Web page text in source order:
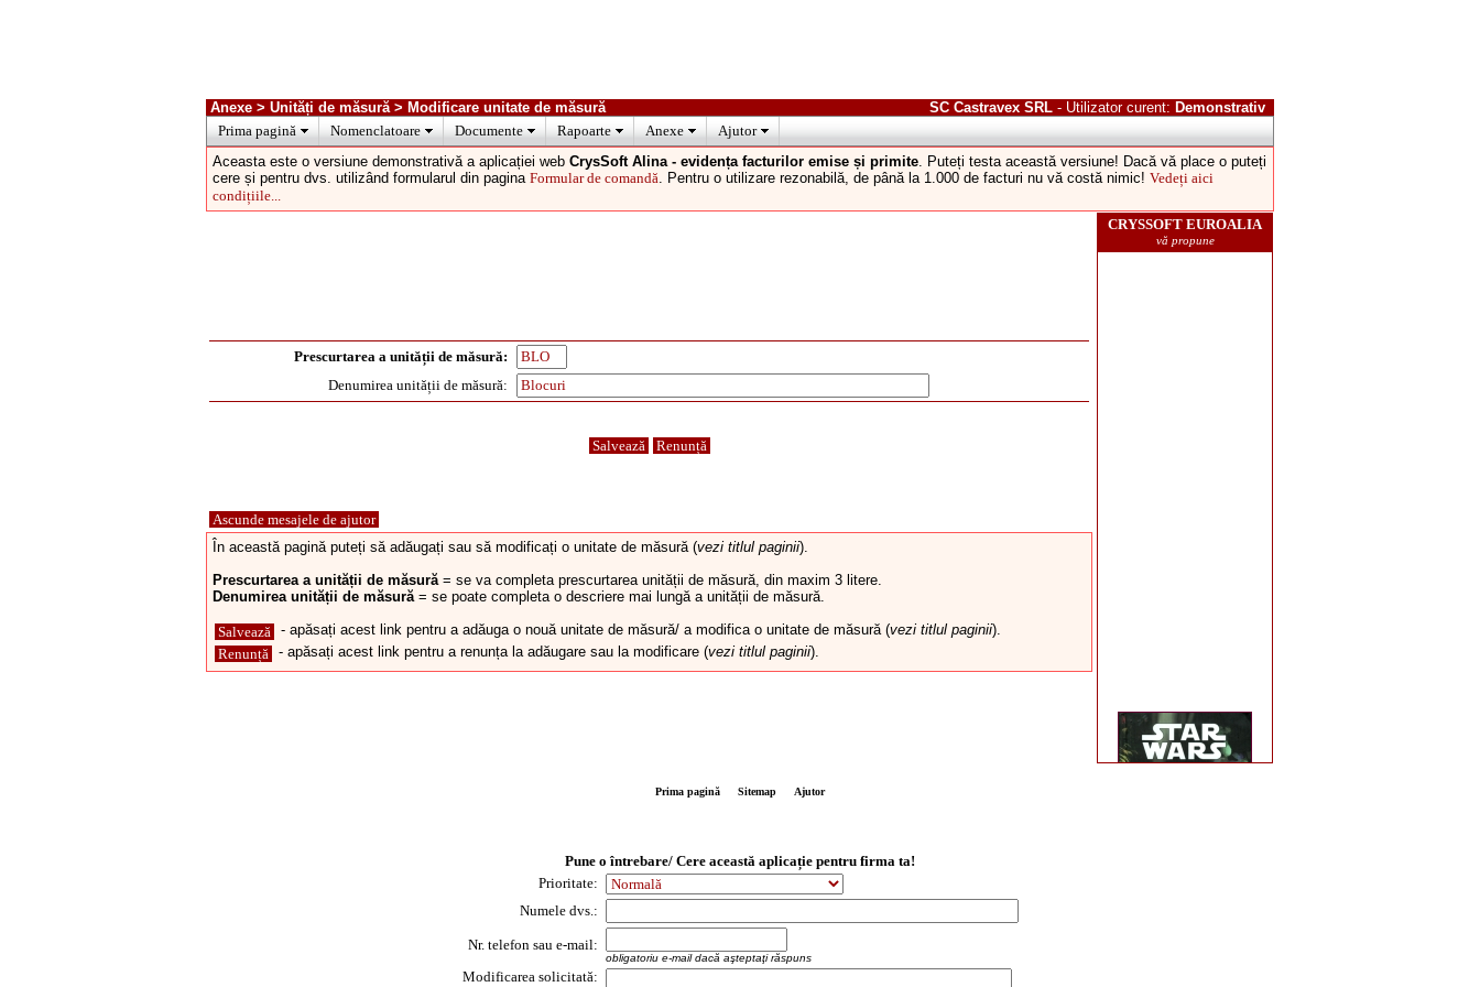
Anexe > Unități de măsură > Modificare unitate de măsură SC Castravex SRL - Utilizator curent: Demonstrativ
Prima pagină
Nomenclatoare Documente Rapoarte Anexe
Ajutor
Aceasta este o versiune demonstrativă a aplicației web CrysSoft Alina - evidența facturilor emise și primite. Puteți testa această versiune! Dacă vă place o puteți
cere și pentru dvs. utilizând formularul din pagina Formular de comandă. Pentru o utilizare rezonabilă, de până la 1.000 de facturi nu vă costă nimic! Vedeți aici
condițiile...
Prescurtarea a unității de măsură:
Denumirea unității de măsură:
Salvează Renunță
Ascunde mesajele de ajutor
În această pagină puteți să adăugați sau să modificați o unitate de măsură (vezi titlul paginii).
Prescurtarea a unității de măsură= se va completa prescurtarea unității de măsură, din maxim 3 litere.
Denumirea unității de măsură= se poate completa o descriere mai lungă a unității de măsură.
Salvează - apăsați acest link pentru a adăuga o nouă unitate de măsură/ a modifica o unitate de măsură (vezi titlul paginii).
Renunță - apăsați acest link pentru a renunța la adăugare sau la modificare (vezi titlul paginii).
Prima pagină Sitemap Ajutor
Pune o întrebare/ Cere această aplicație pentru firma ta!
Prioritate:
Numele dvs.:
Nr. telefon sau e-mail:
obligatoriu e-mail dacă aşteptaţi răspuns
Modificarea solicitată: